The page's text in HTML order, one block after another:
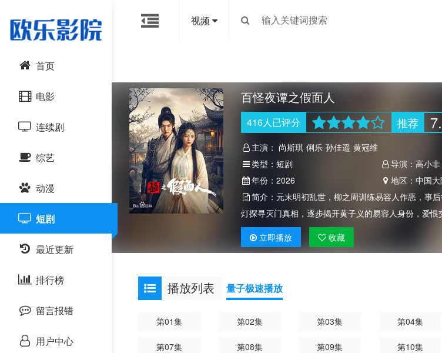
视频
首页
电影
动作片
喜剧片
爱情片
科幻片
恐怖片
剧情片
战争片
悬疑片
连续剧
国产剧
港台剧
日韩剧
欧美剧
泰国剧
综艺
大陆综艺
日韩综艺
港台综艺
欧美综艺
动漫
国产动漫
日韩动漫
欧美动漫
短剧
最近更新
排行榜
留言报错
用户中心
百怪夜谭之假面人
416人已评分 推荐
主演： 尚斯琪 俐乐 孙佳遥 黄冠维
类型： 短剧 导演：高小非
年份： 2026 地区：中国
简介： 元末明初乱世，柳之周训练易容人作恶，事
灯探寻灭门真相，逐步揭开黄子义的易容人身份，爱
立即播放 收藏
播放列表 量子极速播放
第01集 第02集 第03集 第04集
第07集 第08集 第09集 第10集